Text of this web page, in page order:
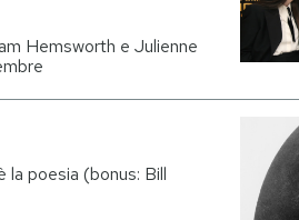
Hemsworth e Julienne
la poesia (bonus: Bill